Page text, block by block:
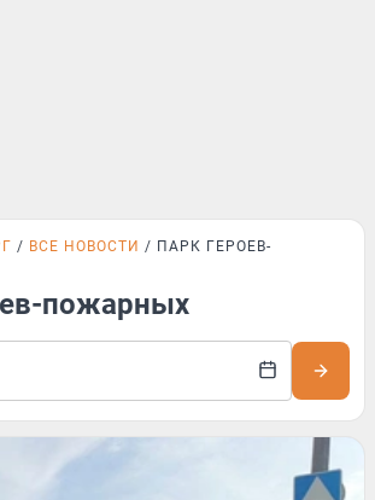
ВСЕ НОВОСТИ
ПАРК ГЕРОЕВ-
пожарных